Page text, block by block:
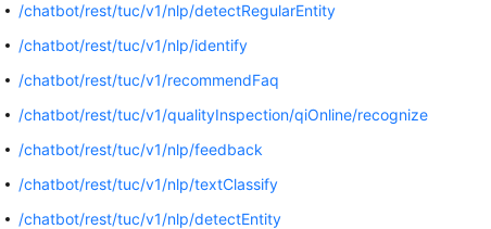
/chatbot/rest/tuc/v1/nlp/detectRegularEntity
/chatbot/rest/tuc/v1/nlp/identify
/chatbot/rest/tuc/v1/recommendFaq
/chatbot/rest/tuc/v1/qualityInspection/qiOnline/recognize
/chatbot/rest/tuc/v1/nlp/feedback
/chatbot/rest/tuc/v1/nlp/textClassify
/chatbot/rest/tuc/v1/nlp/detectEntity